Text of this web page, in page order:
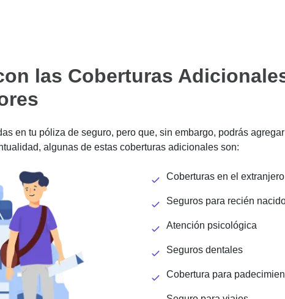
las Coberturas
en tu póliza de seguro, pero que, sin embargo, podrás
algunas de estas coberturas adicionales son:
Coberturas en el extranjero
Seguros para recién
Atención psicológica
Seguros dentales
Cobertura para